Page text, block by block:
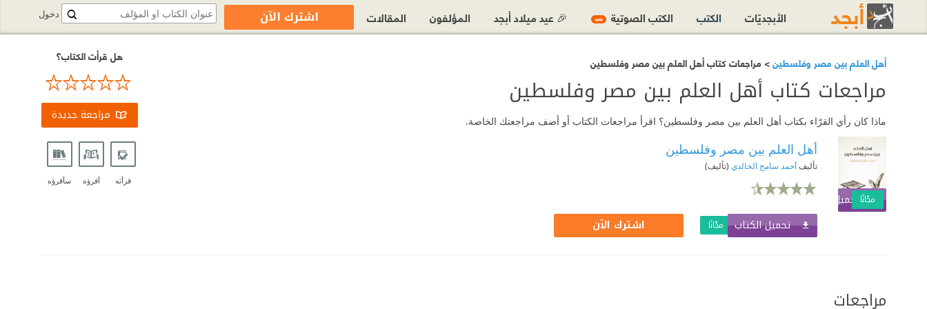
أهل العلم بين مصر وفلسطين> مراجعات كتاب أهل العلم بين مصر وفلسطين
مراجعات كتاب أهل العلم بين مصر وفلسطين
ماذا كان رأي القرّاء بكتاب أهل العلم بين مصر وفلسطين؟ اقرأ مراجعات الكتاب أو أضف مراجعتك الخاصة.
تحميل الكتابمجّانًا اشترك الآن
أهل العلم بين مصر وفلسطين
تأليفأحمد سامح الخالدي (تأليف)
تحميل الكتاب مجّانًا اشترك الآن
هل قرأت الكتاب؟
مراجعة جديدة
قرأته أقرؤه سأقرؤه
مراجعات
دخول الأبجديّات الكتب الكتب الصوتية جديد 🎉 عيد ميلاد أبجد المؤلفون المقالات اشترك الآن